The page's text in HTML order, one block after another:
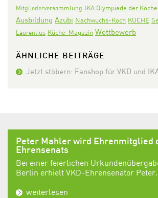
Mitgliederversammlung IKA Olympiade der Köche
Ausbildung Azubi Nachwuchs-Koch KÜCHE
Laurentius Küche-Magazin Wettbewerb
ÄHNLICHE BEITRÄGE
Jetzt stöbern: Fanshop für VKD und
Peter Mahler wird Ehrenmitglied
Ehrensenats
Bei einer feierlichen
Berlin erhielt VKD-Ehrensenator
weiterlesen